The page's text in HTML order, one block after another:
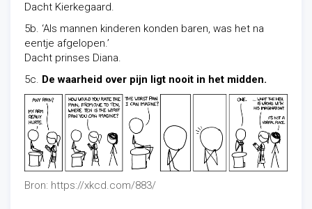
Dacht Kierkegaard.
5b. ‘Als mannen kinderen konden baren, was het na
eentje afgelopen.’
Dacht prinses Diana.
5c. De waarheid over pijn ligt nooit in het midden.
Bron: https://xkcd.com/883/